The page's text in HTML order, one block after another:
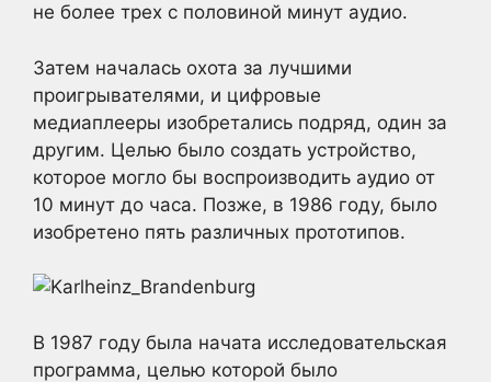
не более трех с половиной минут аудио.
Затем началась охота за лучшими
проигрывателями, и цифровые
медиаплееры изобретались подряд, один за
другим. Целью было создать устройство,
которое могло бы воспроизводить аудио от
10 минут до часа. Позже, в 1986 году, было
изобретено пять различных прототипов.
В 1987 году была начата исследовательская
программа, целью которой было